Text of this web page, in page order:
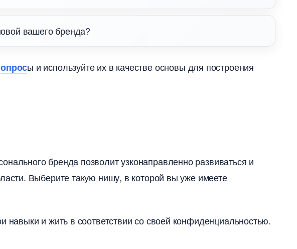
вашего бренда?
опросы и используйте их в качестве основы для построения
бренда позволит узконаправленно развиваться и
Выберите такую нишу, в которой вы уже имеете
навыки и жить в соответствии со своей конфиденциальностью.